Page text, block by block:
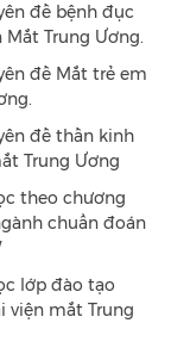
đề bệnh đục
Trung Ương.
đề Mắt trẻ em
đề thần kinh
Trung Ương
theo chương
chuẩn đoán
lớp đào tạo
viện mắt Trung